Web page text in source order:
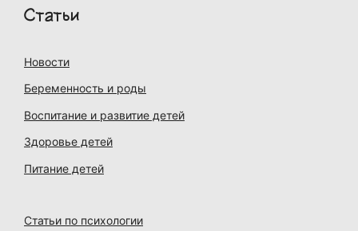
Статьи
Новости
Беременность и роды
Воспитание и развитие детей
Здоровье детей
Питание детей
Статьи по психологии